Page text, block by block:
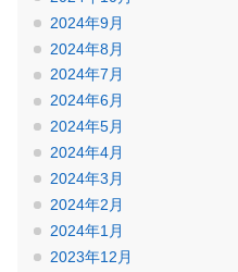
2024年9月
2024年8月
2024年7月
2024年6月
2024年5月
2024年4月
2024年3月
2024年2月
2024年1月
2023年12月